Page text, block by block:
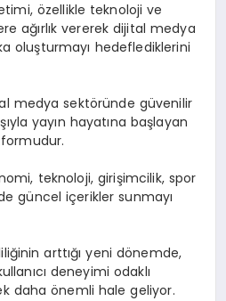
özellikle teknoloji ve
ağırlık vererek dijital medya
oluşturmayı hedeflediklerini
medya sektöründe güvenilir
yayın hayatına başlayan
teknoloji, girişimcilik, spor
güncel içerikler sunmayı
arttığı yeni dönemde,
deneyimi odaklı
daha önemli hale geliyor.